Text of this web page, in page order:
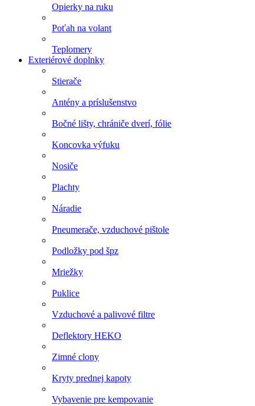
Opierky na ruku
Poťah na volant
Teplomery
Exteriérové doplnky
Stierače
Antény a príslušenstvo
Bočné lišty, chrániče dverí, fólie
Koncovka výfuku
Nosiče
Plachty
Náradie
Pneumerače, vzduchové pištole
Podložky pod špz
Mriežky
Puklice
Vzduchové a palivové filtre
Deflektory HEKO
Zimné clony
Kryty prednej kapoty
Vybavenie pre kempovanie